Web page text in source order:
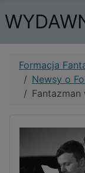
Formacja
Newsy o
Fantazman